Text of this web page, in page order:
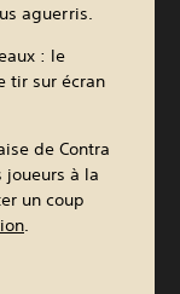
aguerris.
: le
tir sur écran
de Contra
joueurs à la
un coup
.